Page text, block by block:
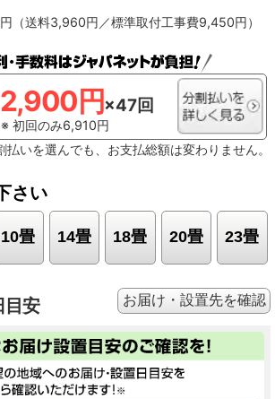
は異なる。
※14【ステンレスは埃の付着量がプラ
スフラップ】エアコンから出る空気を除菌している
Z 2801定量試験(フィルム密着法)によります。
で省エネ】RAS-GT4026D、洋室14畳。冷房時:外気
速自動において、室温安定時の1時間あたりの積算消
り］ON（262Wh）とOFF（303Wh）との比較。カー
少ない日中を想定。
※17【外気温50℃でも運転】
空気温度。ベランダなど狭小スペースに設置した場
る場合があります。
よる設定が必要
（送料3,960円／標準取付工事費9,450円）
2,900円×47回
※ 初回のみ6,910円
払いを選んでも、お支払総額は変わりません。
さい
10畳 14畳 18畳 20畳 23畳
目安 お届け・設置先を確認